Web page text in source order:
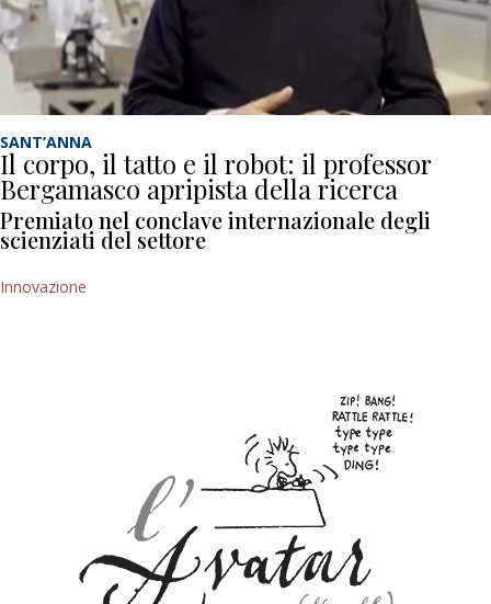
SANT’ANNA
Il corpo, il tatto e il robot: il professor
Bergamasco apripista della ricerca
Premiato nel conclave internazionale degli
scienziati del settore
Innovazione